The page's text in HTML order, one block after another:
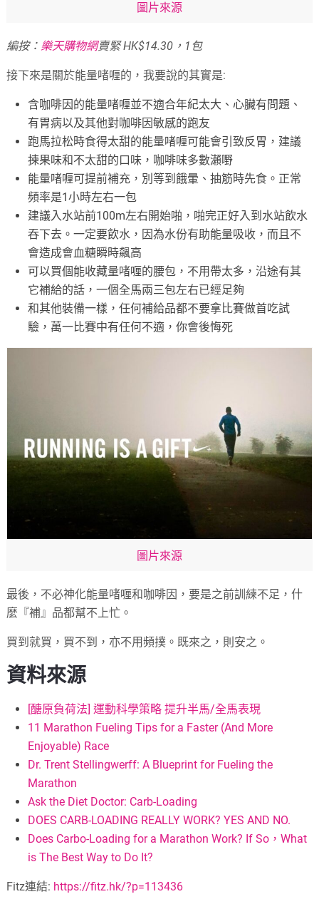
圖片來源
編按： 樂天購物網賣緊 HK$14.30，1包
接下來是關於能量啫喱的，我要說的其實是:
含咖啡因的能量啫喱並不適合年紀太大、心臟有問題、
有胃病以及其他對咖啡因敏感的跑友
跑馬拉松時食得太甜的能量啫喱可能會引致反胃，建議
揀果味和不太甜的口味，咖啡味多數瀨嘢
能量啫喱可提前補充，別等到餓暈、抽筋時先食。正常
頻率是1小時左右一包
建議入水站前100m左右開始啪，啪完正好入到水站飲水
吞下去。一定要飲水，因為水份有助能量吸收，而且不
會造成會血糖瞬時飆高
可以買個能收藏量啫喱的腰包，不用帶太多，沿途有其
它補給的話，一個全馬兩三包左右已經足夠
和其他裝備一樣，任何補給品都不要拿比賽做首吃試
驗，萬一比賽中有任何不適，你會後悔死
圖片來源
最後，不必神化能量啫喱和咖啡因，要是之前訓練不足，什
麼『補』品都幫不上忙。
買到就買，買不到，亦不用頻撲。既來之，則安之。
資料來源
[醣原負荷法] 運動科學策略 提升半馬/全馬表現
11 Marathon Fueling Tips for a Faster (And More
Enjoyable) Race
Dr. Trent Stellingwerff: A Blueprint for Fueling the
Marathon
Ask the Diet Doctor: Carb-Loading
DOES CARB-LOADING REALLY WORK? YES AND NO.
Does Carbo-Loading for a Marathon Work? If So，What
is The Best Way to Do It?
Fitz連結: https://fitz.hk/?p=113436